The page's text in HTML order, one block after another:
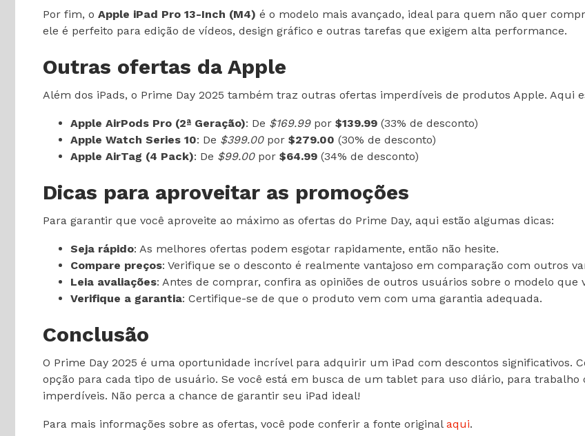
Por fim, o Apple iPad Pro 13-Inch (M4) é o modelo mais avançado, ideal para quem não quer
ele é perfeito para edição de vídeos, design gráfico e outras tarefas que exigem alta performance.
Outras ofertas da Apple
Além dos iPads, o Prime Day 2025 também traz outras ofertas imperdíveis de produtos Apple. Aqui
Apple AirPods Pro (2ª Geração): De $169.99por $139.99 (33% de desconto)
Apple Watch Series 10: De $399.00por $279.00 (30% de desconto)
Apple AirTag (4 Pack): De $99.00por $64.99 (34% de desconto)
Dicas para aproveitar as promoções
Para garantir que você aproveite ao máximo as ofertas do Prime Day, aqui estão algumas dicas:
Seja rápido: As melhores ofertas podem esgotar rapidamente, então não hesite.
Compare preços: Verifique se o desconto é realmente vantajoso em comparação com outros
Leia avaliações: Antes de comprar, confira as opiniões de outros usuários sobre o modelo que
Verifique a garantia: Certifique-se de que o produto vem com uma garantia adequada.
Conclusão
O Prime Day 2025 é uma oportunidade incrível para adquirir um iPad com descontos significativos.
opção para cada tipo de usuário. Se você está em busca de um tablet para uso diário, para
imperdíveis. Não perca a chance de garantir seu iPad ideal!
Para mais informações sobre as ofertas, você pode conferir a fonte original aqui.